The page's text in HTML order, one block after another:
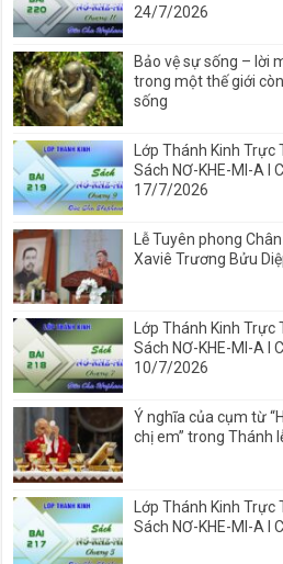
24/7/2026
Bảo vệ sự sống – lời
trong một thế giới
sống
Lớp Thánh Kinh Trực
Sách NƠ-KHE-MI-A I
17/7/2026
Lễ Tuyên phong
Xaviê Trương Bửu
Lớp Thánh Kinh Trực
Sách NƠ-KHE-MI-A I
10/7/2026
Ý nghĩa của cụm từ
chị em” trong Thánh
Lớp Thánh Kinh Trực
Sách NƠ-KHE-MI-A I